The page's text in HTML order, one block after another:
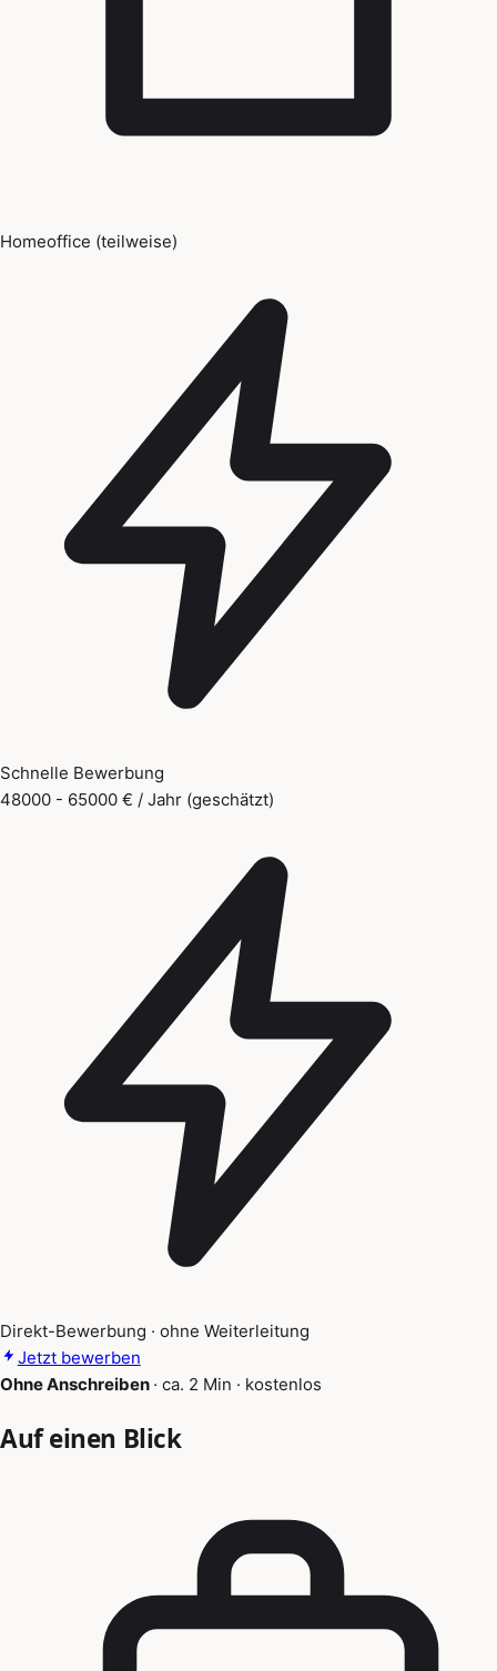
Homeoffice (teilweise)
Schnelle Bewerbung
48000 - 65000 € / Jahr (geschätzt)
Direkt-Bewerbung · ohne Weiterleitung
Jetzt bewerben
Ohne Anschreiben · ca. 2 Min · kostenlos
Auf einen Blick